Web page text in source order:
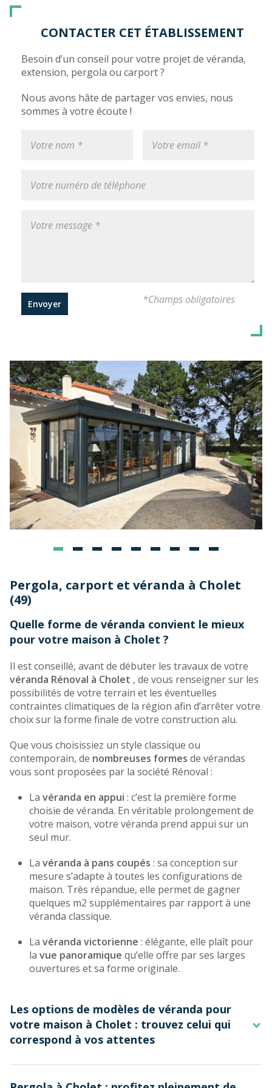
CONTACTER CET ÉTABLISSEMENT
Besoin d’un conseil pour votre projet de véranda,
extension, pergola ou carport ?
Nous avons hâte de partager vos envies, nous
sommes à votre écoute !
Envoyer *Champs obligatoires
Pergola, carport et véranda à Cholet
(49)
Quelle forme de véranda convient le mieux
pour votre maison à Cholet ?
Il est conseillé, avant de débuter les travaux de votre
véranda Rénoval à Cholet , de vous renseigner sur les
possibilités de votre terrain et les éventuelles
contraintes climatiques de la région afin d’arrêter votre
choix sur la forme finale de votre construction alu.
Que vous choisissiez un style classique ou
contemporain, de nombreuses formes de vérandas
vous sont proposées par la société Rénoval :
La véranda en appui : c’est la première forme
choisie de véranda. En véritable prolongement de
votre maison, votre véranda prend appui sur un
seul mur.
La véranda à pans coupés : sa conception sur
mesure s’adapte à toutes les configurations de
maison. Très répandue, elle permet de gagner
quelques m2 supplémentaires par rapport à une
véranda classique.
La véranda victorienne : élégante, elle plaît pour
la vue panoramique qu’elle offre par ses larges
ouvertures et sa forme originale.
Les options de modèles de véranda pour
votre maison à Cholet : trouvez celui qui
correspond à vos attentes
Chaque modèle de vérandaalu de la marque Rénoval